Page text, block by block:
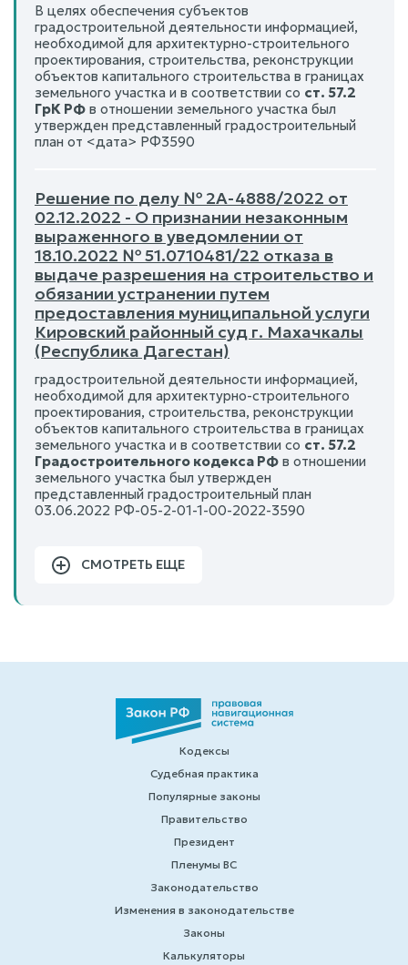
В целях обеспечения субъектов
градостроительной деятельности информацией,
необходимой для архитектурно-строительного
проектирования, строительства, реконструкции
объектов капитального строительства в границах
земельного участка и в соответствии со ст. 57.2
ГрК РФ в отношении земельного участка был
утвержден представленный градостроительный
план от <дата> РФ3590
Решение по делу № 2А-4888/2022 от
02.12.2022 - О признании незаконным
выраженного в уведомлении от
18.10.2022 № 51.0710481/22 отказа в
выдаче разрешения на строительство и
обязании устранении путем
предоставления муниципальной услуги
Кировский районный суд г. Махачкалы
(Республика Дагестан)
градостроительной деятельности информацией,
необходимой для архитектурно-строительного
проектирования, строительства, реконструкции
объектов капитального строительства в границах
земельного участка и в соответствии со ст. 57.2
Градостроительного кодекса РФ в отношении
земельного участка был утвержден
представленный градостроительный план
03.06.2022 РФ-05-2-01-1-00-2022-3590
СМОТРЕТЬ ЕЩЕ
Кодексы
Судебная практика
Популярные законы
Правительство
Президент
Пленумы ВС
Законодательство
Изменения в законодательстве
Законы
Калькуляторы